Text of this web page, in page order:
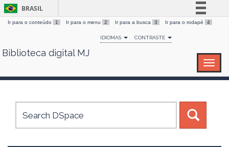
Skip
BRASIL
Simplifique!
Comunica BR
Canais
Ir para o conteúdo 1 Ir para o menu 2 Ir para a busca 3 Ir para o rodapé 4
IDIOMAS CONTRASTE
Biblioteca digital MJ